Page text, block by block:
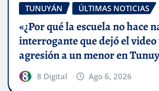
TUNUYÁN
ÚLTIMAS NOTICIAS
«¿Por qué la escuela no hace
interrogante que dejó el
agresión a un menor en
8 Digital Ago 6, 2026